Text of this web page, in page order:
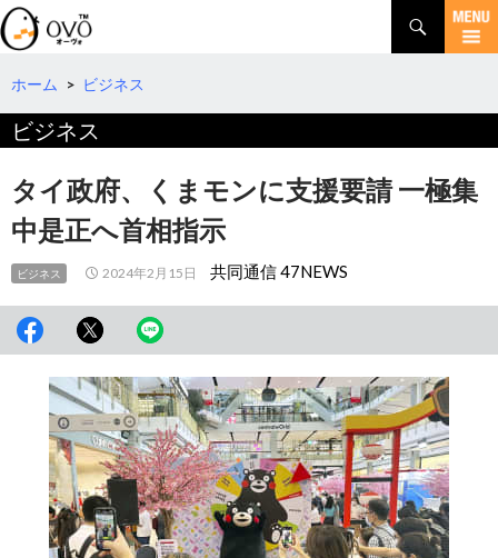
検
索
コ
テ
へ
ホーム > ビジネス
ビジネス
タイ政府、くまモンに支援要請 一極集
中是正へ首相指示
ビジネス 2024年2月15日 共同通信 47NEWS